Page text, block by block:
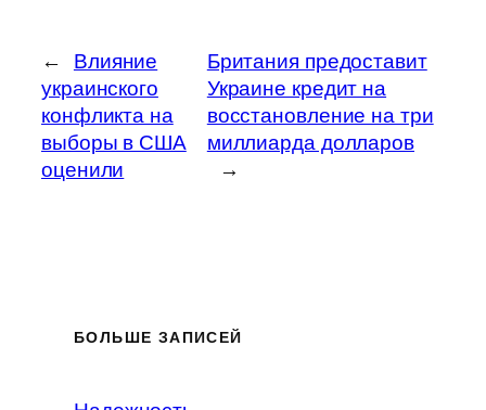
←
Влияние
украинского
конфликта на
выборы в США
оценили
Британия предоставит
Украине кредит на
восстановление на три
миллиарда долларов
→
БОЛЬШЕ ЗАПИСЕЙ